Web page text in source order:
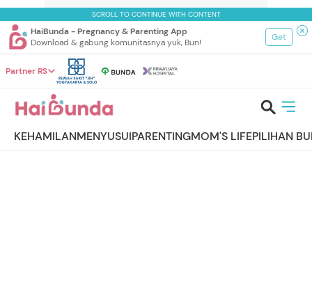
SCROLL TO CONTINUE WITH CONTENT
HaiBunda - Pregnancy & Parenting App
Download & gabung komunitasnya yuk, Bun!
Get
Partner RS
KEHAMILANMENYUSUIPARENTINGMOM'S LIFEPILIHAN